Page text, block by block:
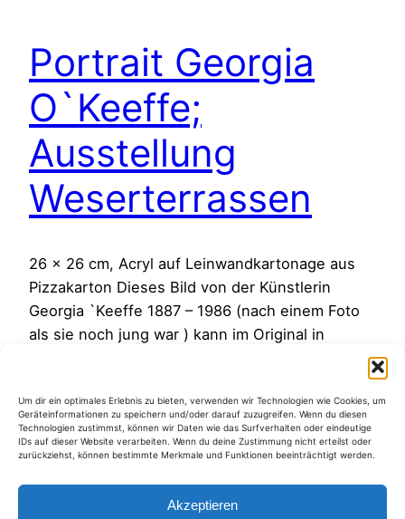
Um dir ein optimales Erlebnis zu bieten, verwenden wir Technologien wie Cookies, um
Geräteinformationen zu speichern und/oder darauf zuzugreifen. Wenn du diesen
Technologien zustimmst, können wir Daten wie das Surfverhalten oder eindeutige
IDs auf dieser Website verarbeiten. Wenn du deine Zustimmung nicht erteilst oder
zurückziehst, können bestimmte Merkmale und Funktionen beeinträchtigt werden.
Akzeptieren
Portrait Georgia
O`Keeffe;
Ausstellung
Weserterrassen
26 x 26 cm, Acryl auf Leinwandkartonage aus
Pizzakarton Dieses Bild von der Künstlerin
Georgia `Keeffe 1887 – 1986 (nach einem Foto
als sie noch jung war ) kann im Original in
Eröffnung und ich freue mich schon darauf. In
einem früheren…
15. Oktober 2012